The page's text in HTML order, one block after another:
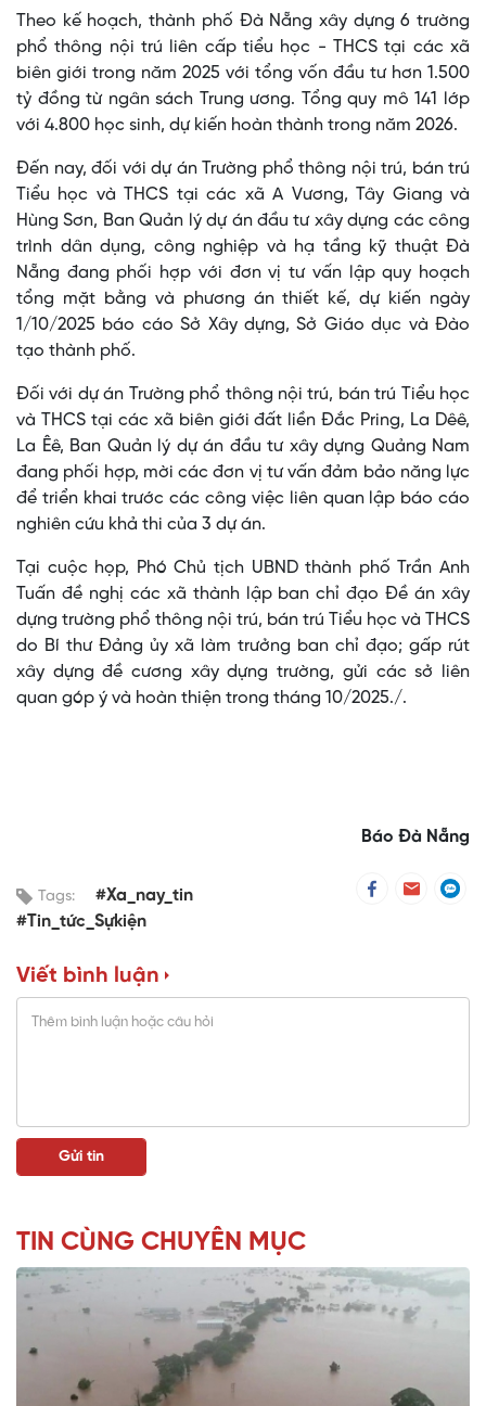
Theo kế hoạch, thành phố Đà Nẵng xây dựng 6 trường
phổ thông nội trú liên cấp tiểu học - THCS tại các xã
biên giới trong năm 2025 với tổng vốn đầu tư hơn 1.500
tỷ đồng từ ngân sách Trung ương. Tổng quy mô 141 lớp
với 4.800 học sinh, dự kiến hoàn thành trong năm 2026.
Đến nay, đối với dự án Trường phổ thông nội trú, bán trú
Tiểu học và THCS tại các xã A Vương, Tây Giang và
Hùng Sơn, Ban Quản lý dự án đầu tư xây dựng các công
trình dân dụng, công nghiệp và hạ tầng kỹ thuật Đà
Nẵng đang phối hợp với đơn vị tư vấn lập quy hoạch
tổng mặt bằng và phương án thiết kế, dự kiến ngày
1/10/2025 báo cáo Sở Xây dựng, Sở Giáo dục và Đào
tạo thành phố.
Đối với dự án Trường phổ thông nội trú, bán trú Tiểu học
và THCS tại các xã biên giới đất liền Đắc Pring, La Dêê,
La Êê, Ban Quản lý dự án đầu tư xây dựng Quảng Nam
đang phối hợp, mời các đơn vị tư vấn đảm bảo năng lực
để triển khai trước các công việc liên quan lập báo cáo
nghiên cứu khả thi của 3 dự án.
Tại cuộc họp, Phó Chủ tịch UBND thành phố Trần Anh
Tuấn đề nghị các xã thành lập ban chỉ đạo Đề án xây
dựng trường phổ thông nội trú, bán trú Tiểu học và THCS
do Bí thư Đảng ủy xã làm trưởng ban chỉ đạo; gấp rút
xây dựng đề cương xây dựng trường, gửi các sở liên
quan góp ý và hoàn thiện trong tháng 10/2025./.
Báo Đà Nẵng
Tags:
#Xa_nay_tin
#Tin_tức_Sựkiện
Viết bình luận
TIN CÙNG CHUYÊN MỤC